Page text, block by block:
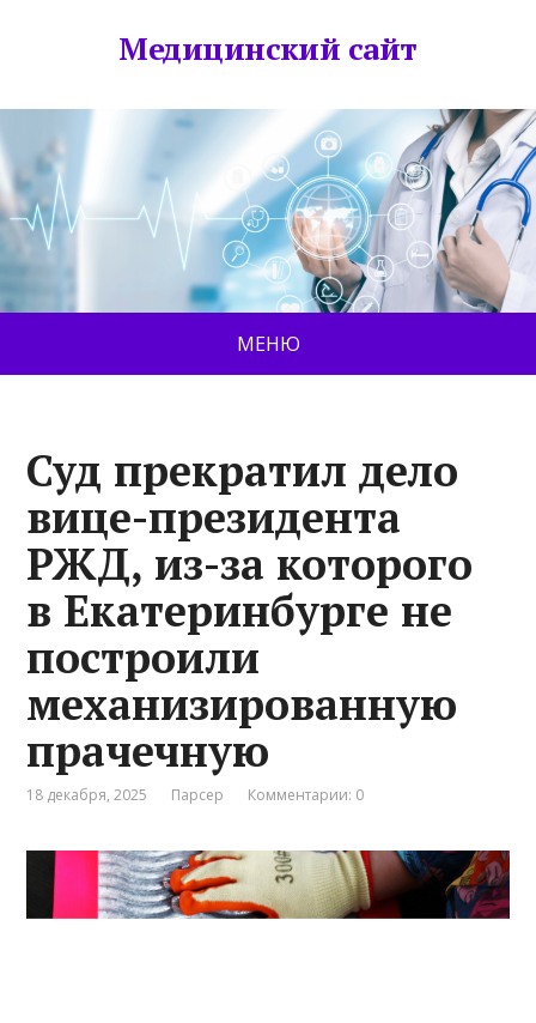
Медицинский сайт
МЕНЮ
Суд прекратил дело
вице-президента
РЖД, из-за которого
в Екатеринбурге не
построили
механизированную
прачечную
18 декабря, 2025 Парсер Комментарии: 0